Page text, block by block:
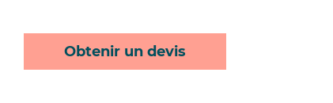
Obtenir un devis